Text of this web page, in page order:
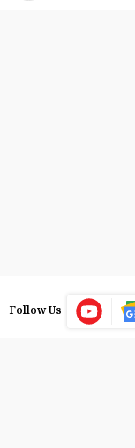
Follow Us